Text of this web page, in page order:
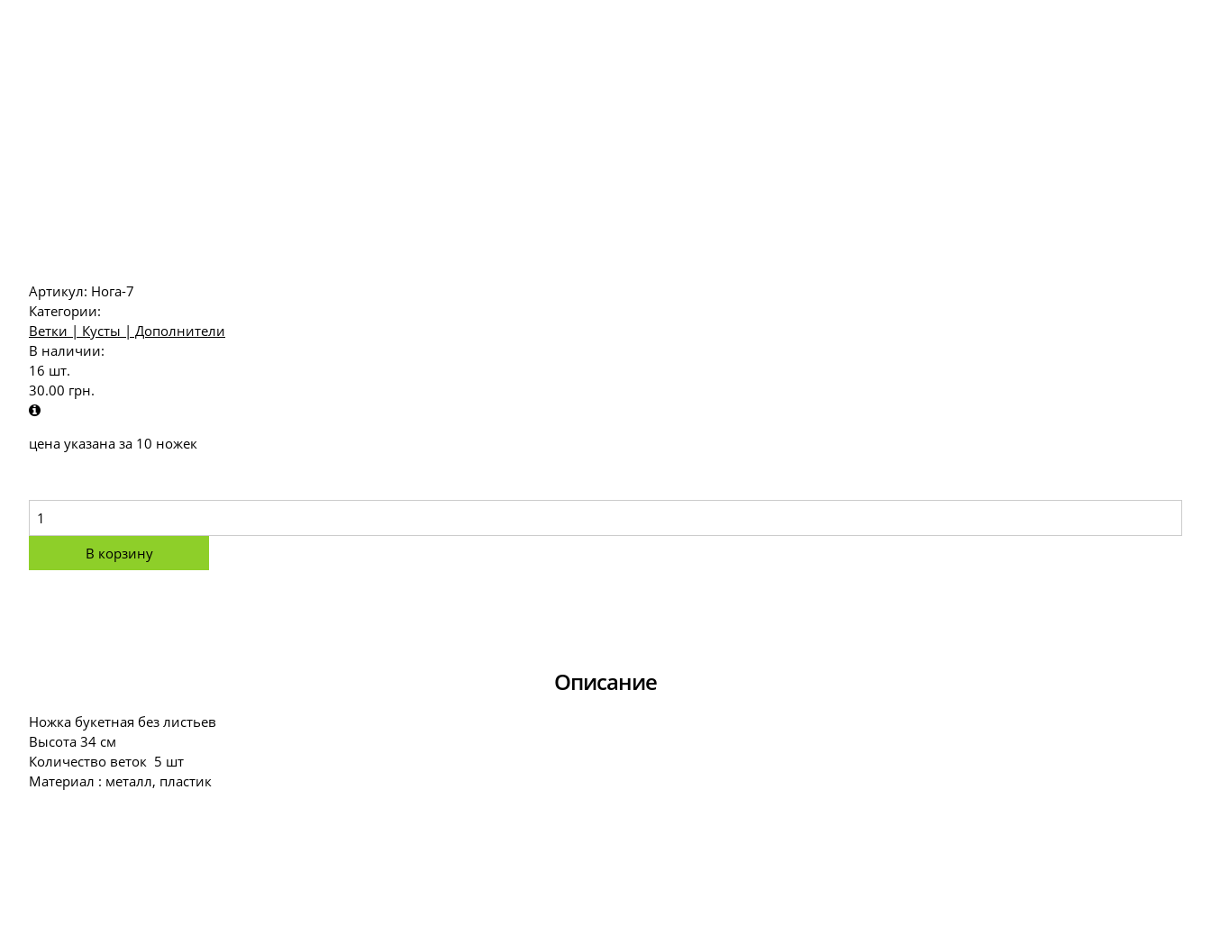
Артикул: Нога-7
Категории:
Ветки | Кусты | Дополнители
В наличии:
16 шт.
30.00 грн.
цена указана за 10 ножек
В корзину
Описание
Ножка букетная без листьев
Высота 34 см
Количество веток 5 шт
Материал : металл, пластик